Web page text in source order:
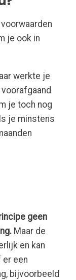
je ook in
werkte je
je toch nog
je minstens
geen
Maar de
en kan
er een
bijvoorbeeld